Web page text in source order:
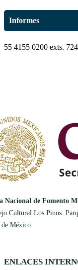
Informes
55 4155 0200 exts.
Nacional de Fomento
Cultural Los Pinos.
de México
ENLACES